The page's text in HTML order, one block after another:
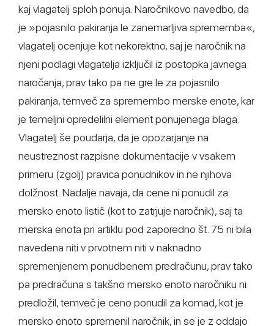
kaj vlagatelj sploh ponuja. Naročnikovo navedbo, da
je »pojasnilo pakiranja le zanemarljiva sprememba«,
vlagatelj ocenjuje kot nekorektno, saj je naročnik na
njeni podlagi vlagatelja izključil iz postopka javnega
naročanja, prav tako pa ne gre le za pojasnilo
pakiranja, temveč za spremembo merske enote, kar
je temeljni opredelilni element ponujenega blaga.
Vlagatelj še poudarja, da je opozarjanje na
neustreznost razpisne dokumentacije v vsakem
primeru (zgolj) pravica ponudnikov in ne njihova
dolžnost. Nadalje navaja, da cene ni ponudil za
mersko enoto listič (kot to zatrjuje naročnik), saj ta
merska enota pri artiklu pod zaporedno št. 75 ni bila
navedena niti v prvotnem niti v naknadno
spremenjenem ponudbenem predračunu, prav tako
pa predračuna s takšno mersko enoto naročniku ni
predložil, temveč je ceno ponudil za komad, kot je
mersko enoto spremenil naročnik, in se je z oddajo